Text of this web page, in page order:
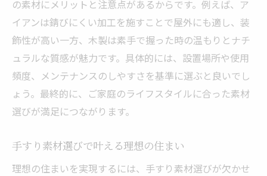
の素材にメリットと注意点があるからです。例えば、ア
イアンは錆びにくい加工を施すことで屋外にも適し、装
飾性が高い一方、木製は素手で握った時の温もりとナチ
ュラルな質感が魅力です。具体的には、設置場所や使用
頻度、メンテナンスのしやすさを基準に選ぶと良いでし
ょう。最終的に、ご家庭のライフスタイルに合った素材
選びが満足につながります。
手すり素材選びで叶える理想の住まい
理想の住まいを実現するには、手すり素材選びが欠かせ